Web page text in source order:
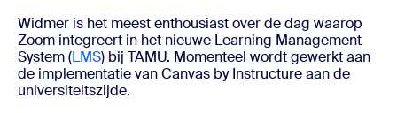
Widmer is het meest enthousiast over de dag waarop
Zoom integreert in het nieuwe Learning Management
System (LMS) bij TAMU. Momenteel wordt gewerkt aan
de implementatie van Canvas by Instructure aan de
universiteitszijde.